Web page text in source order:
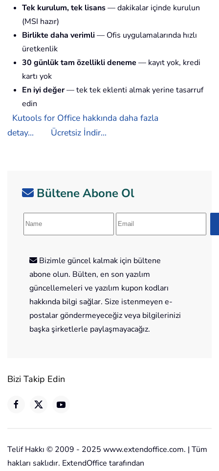
Tek kurulum, tek lisans— dakikalar içinde kurulun
(MSI hazır)
Birlikte daha verimli — Ofis uygulamalarında hızlı
üretkenlik
30 günlük tam özellikli deneme — kayıt yok, kredi
kartı yok
En iyi değer— tek tek eklenti almak yerine tasarruf
edin
Kutools for Office hakkında daha fazla
detay...
Ücretsiz İndir...
Bültene Abone Ol
Bizimle güncel kalmak için bültene
abone olun. Bülten, en son yazılım
güncellemeleri ve yazılım kupon kodları
hakkında bilgi sağlar. Size istenmeyen e-
postalar göndermeyeceğiz veya bilgilerinizi
başka şirketlerle paylaşmayacağız.
Bizi Takip Edin
Telif Hakkı © 2009 - 2025 www.extendoffice.com. | Tüm
hakları saklıdır. ExtendOffice tarafından